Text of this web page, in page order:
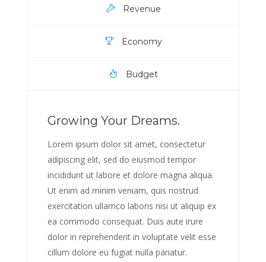
Revenue
Economy
Budget
Growing Your Dreams.
Lorem ipsum dolor sit amet, consectetur
adipiscing elit, sed do eiusmod tempor
incididunt ut labore et dolore magna aliqua.
Ut enim ad minim veniam, quis nostrud
exercitation ullamco laboris nisi ut aliquip ex
ea commodo consequat. Duis aute irure
dolor in reprehenderit in voluptate velit esse
cillum dolore eu fugiat nulla pariatur.